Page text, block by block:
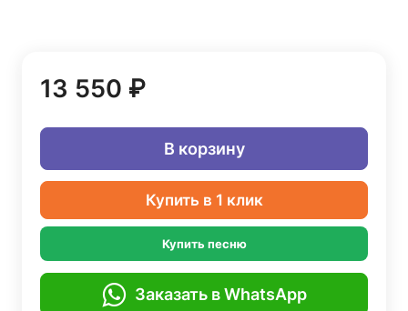
13 550 ₽
В корзину
Купить в 1 клик
Купить песню
Заказать в WhatsApp